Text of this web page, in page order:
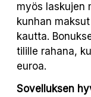
myös laskujen
kunhan
kautta.
tilille rahana,
euroa.
Sovelluksen